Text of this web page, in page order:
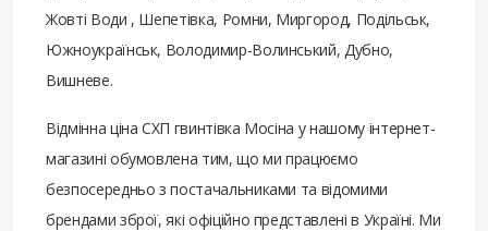
Жовті Води , Шепетівка, Ромни, Миргород, Подільськ,
Южноукраїнськ, Володимир-Волинський, Дубно,
Вишневе.
Відмінна ціна СХП гвинтівка Мосіна у нашому інтернет-
магазині обумовлена ​​тим, що ми працюємо
безпосередньо з постачальниками та відомими
брендами зброї, які офіційно представлені в Україні. Ми